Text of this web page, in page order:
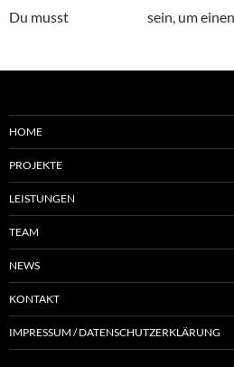
Du musst sein, um
HOME
PROJEKTE
LEISTUNGEN
TEAM
NEWS
KONTAKT
IMPRESSUM / DATENSCHUTZERKLÄRUNG